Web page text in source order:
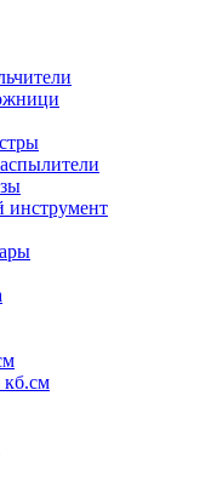
инструмент
кб.см